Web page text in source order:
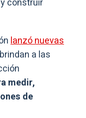
lanzó nuevas
a las
medir,
de